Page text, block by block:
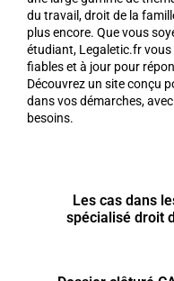
du travail, droit de la
plus encore. Que vous
étudiant, Legaletic.fr
fiables et à jour pour
Découvrez un site conçu
dans vos démarches,
besoins.
Les cas dans
spécialisé droit